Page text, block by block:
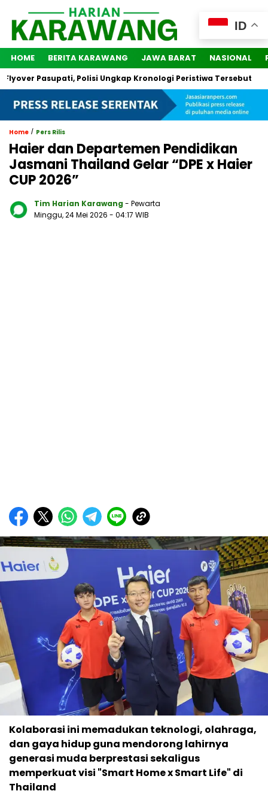
HOME BERITA KARAWANG JAWA BARAT NASIONAL
Pasupati, Polisi Ungkap Kronologi Peristiwa Tersebut 2
Home / Pers Rilis
Haier dan Departemen Pendidikan
Jasmani Thailand Gelar “DPE x Haier
CUP 2026”
Tim Harian Karawang - Pewarta
Minggu, 24 Mei 2026 - 04:17 WIB
Kolaborasi ini memadukan teknologi, olahraga,
dan gaya hidup guna mendorong lahirnya
generasi muda berprestasi sekaligus
memperkuat visi "Smart Home x Smart Life" di
Thailand
ID